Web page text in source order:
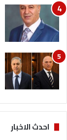
احدث الاخبار